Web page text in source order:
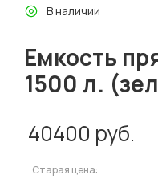
В наличии
Емкость
1500 л.
40400 руб.
Старая цена: